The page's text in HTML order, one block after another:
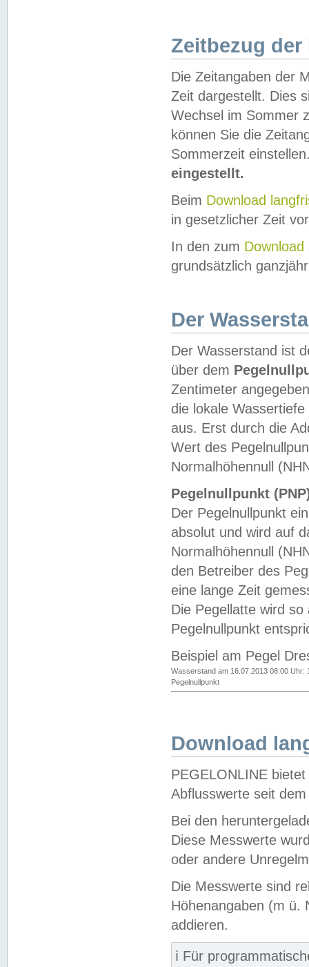
Zeitbezug der
Die Zeitangaben der
Zeit dargestellt. Dies
Wechsel im Sommer
können Sie die
Sommerzeit
eingestellt.
Beim Download
in gesetzlicher Zeit
In den zum Download
grundsätzlich
Der
Der Wasserstand ist
über dem
Zentimeter
die lokale
aus. Erst durch die
Wert des
Normalhöhennull
Pegelnullpunkt
Der Pegelnullpunkt
absolut und wird auf
Normalhöhennull
den Betreiber des
eine lange Zeit
Die Pegellatte wird
Pegelnullpunkt
Beispiel am Pegel
Wasserstand am 16.07.2013 08:00 Uhr:
Pegelnullpunkt
Download
PEGELONLINE
Abflusswerte seit
Bei den
Diese Messwerte
oder andere
Die Messwerte sind
Höhenangaben (m ü.
addieren.
ℹ️ Für